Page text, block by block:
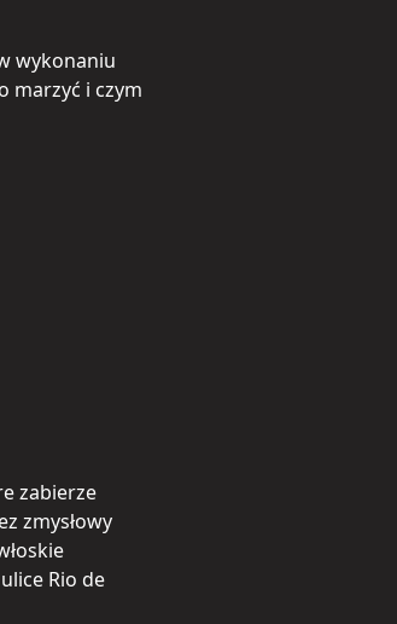
wykonaniu
marzyć i czym
zabierze
zmysłowy
Rio de